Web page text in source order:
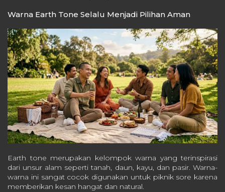
Warna Earth Tone Selalu Menjadi Pilihan Aman
Earth tone merupakan kelompok warna yang terinspirasi
dari unsur alam seperti tanah, daun, kayu, dan pasir. Warna-
warna ini sangat cocok digunakan untuk piknik sore karena
memberikan kesan hangat dan natural.